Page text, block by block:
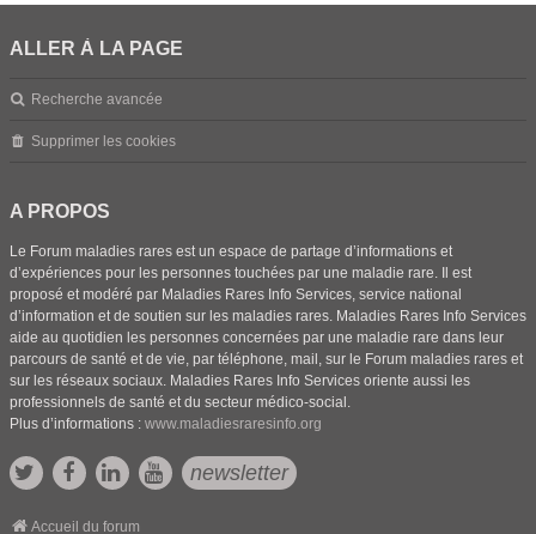
ALLER À LA PAGE
Recherche avancée
Supprimer les cookies
A PROPOS
Le Forum maladies rares est un espace de partage d’informations et
d’expériences pour les personnes touchées par une maladie rare. Il est
proposé et modéré par Maladies Rares Info Services, service national
d’information et de soutien sur les maladies rares. Maladies Rares Info Services
aide au quotidien les personnes concernées par une maladie rare dans leur
parcours de santé et de vie, par téléphone, mail, sur le Forum maladies rares et
sur les réseaux sociaux. Maladies Rares Info Services oriente aussi les
professionnels de santé et du secteur médico-social.
Plus d’informations : www.maladiesraresinfo.org
newsletter
Accueil du forum